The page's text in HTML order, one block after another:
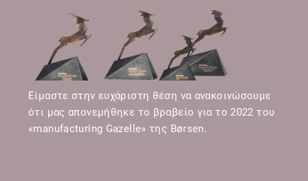
Είμαστε στην ευχάριστη θέση να ανακοινώσουμε
ότι μας απονεμήθηκε το βραβείο για το 2022 του
«manufacturing Gazelle» της Børsen.